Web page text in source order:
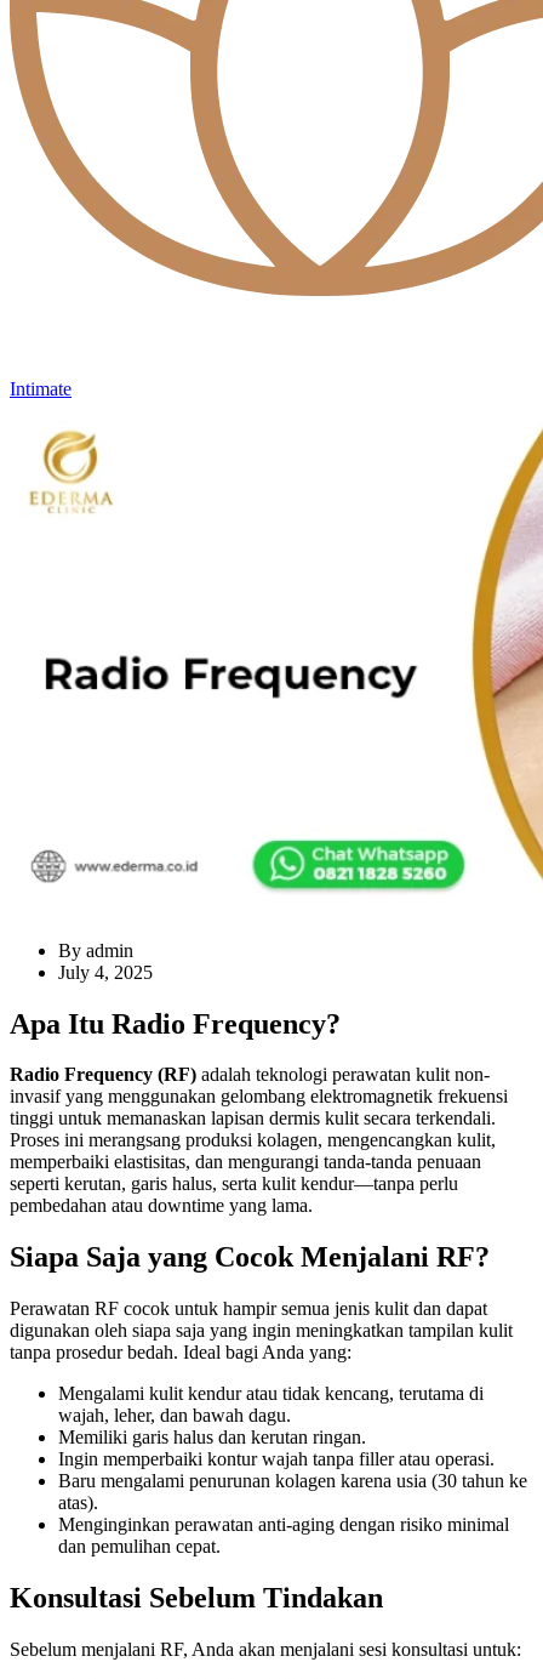
Intimate
By admin
July 4, 2025
Apa Itu Radio Frequency?
Radio Frequency (RF) adalah teknologi perawatan kulit non-
invasif yang menggunakan gelombang elektromagnetik frekuensi
tinggi untuk memanaskan lapisan dermis kulit secara terkendali.
Proses ini merangsang produksi kolagen, mengencangkan kulit,
memperbaiki elastisitas, dan mengurangi tanda-tanda penuaan
seperti kerutan, garis halus, serta kulit kendur—tanpa perlu
pembedahan atau downtime yang lama.
Siapa Saja yang Cocok Menjalani RF?
Perawatan RF cocok untuk hampir semua jenis kulit dan dapat
digunakan oleh siapa saja yang ingin meningkatkan tampilan kulit
tanpa prosedur bedah. Ideal bagi Anda yang:
Mengalami kulit kendur atau tidak kencang, terutama di
wajah, leher, dan bawah dagu.
Memiliki garis halus dan kerutan ringan.
Ingin memperbaiki kontur wajah tanpa filler atau operasi.
Baru mengalami penurunan kolagen karena usia (30 tahun ke
atas).
Menginginkan perawatan anti-aging dengan risiko minimal
dan pemulihan cepat.
Konsultasi Sebelum Tindakan
Sebelum menjalani RF, Anda akan menjalani sesi konsultasi untuk: